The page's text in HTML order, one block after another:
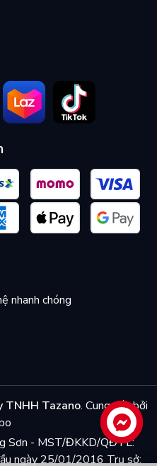
nhanh chóng
TNHH Tazano. Cung cấp bởi
Sơn - MST/ĐKKD/QĐTL:
ngày 25/01/2016 Trụ sở:
Liên hệ